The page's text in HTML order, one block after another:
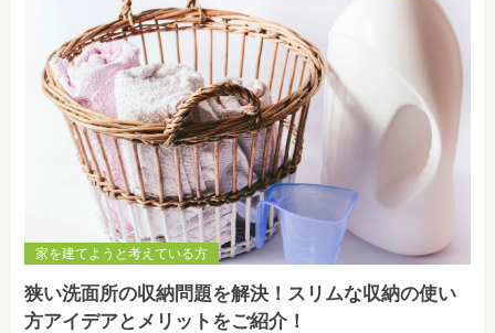
家を建てようと考えている方
狭い洗面所の収納問題を解決！スリムな収納の使い
方アイデアとメリットをご紹介！